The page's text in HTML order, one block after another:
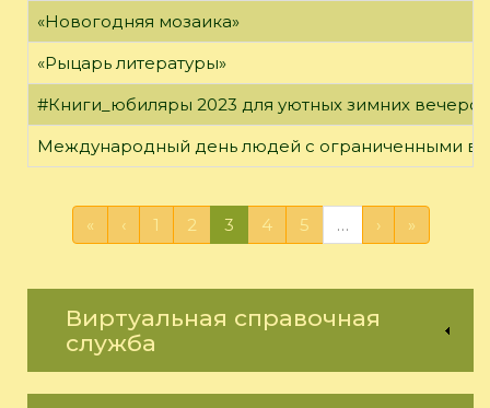
«Новогодняя мозаика»
«Рыцарь литературы»
#Книги_юбиляры 2023 для уютных зимних вечеров
Международный день людей с ограниченными
« ‹ 1 2 3 4 5 … › »
Виртуальная справочная
служба